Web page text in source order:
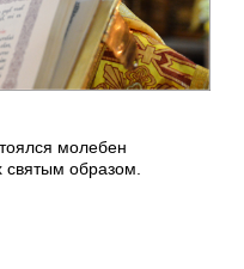
молебен
святым образом.